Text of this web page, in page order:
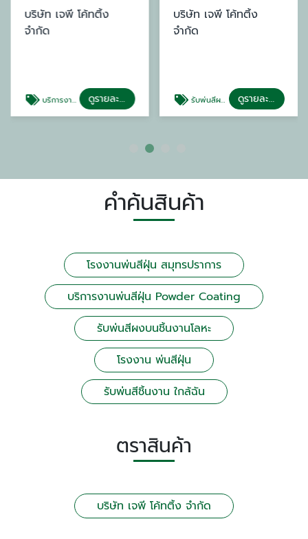
บริษัท เจพี โค้ทติ้ง
จำกัด
บริการงานพ่นสีฝุ่น Powder Coating ดูรายละเอียด
บริษัท เจพี โค้ทติ้ง
จำกัด
รับพ่นสีผงบนชิ้นงานโลหะ ดูรายละเอียด
คำค้นสินค้า
โรงงานพ่นสีฝุ่น สมุทรปราการ
บริการงานพ่นสีฝุ่น Powder Coating
รับพ่นสีผงบนชิ้นงานโลหะ
โรงงาน พ่นสีฝุ่น
รับพ่นสีชิ้นงาน ใกล้ฉัน
ตราสินค้า
บริษัท เจพี โค้ทติ้ง จำกัด